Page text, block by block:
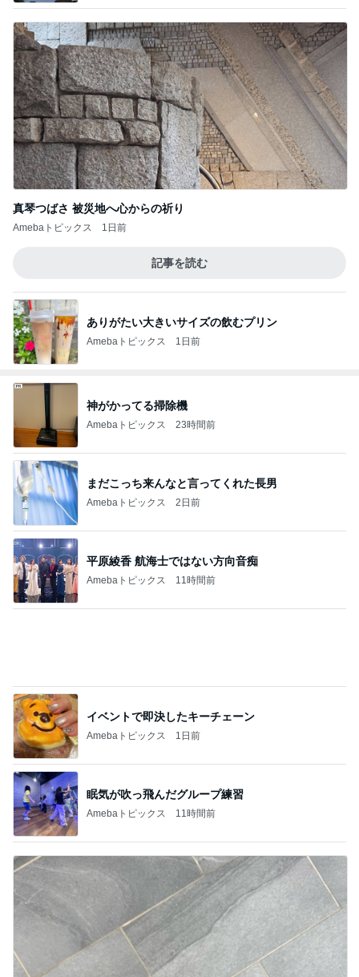
真琴つばさ 被災地へ心からの祈り
Amebaトピックス 1日前
記事を読む
ありがたい大きいサイズの飲むプリン
Amebaトピックス 1日前
神がかってる掃除機
Amebaトピックス 23時間前
まだこっち来んなと言ってくれた長男
Amebaトピックス 2日前
平原綾香 航海士ではない方向音痴
Amebaトピックス 11時間前
眠気が吹っ飛んだグループ練習
Amebaトピックス 11時間前
だいた シンプルで長持ちするサンダル